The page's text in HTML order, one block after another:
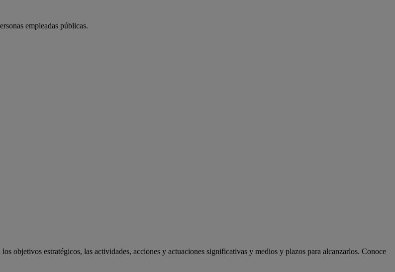
empleadas públicas.
objetivos estratégicos, las actividades, acciones y actuaciones significativas y medios y plazos para alcanzarlos. Conoce